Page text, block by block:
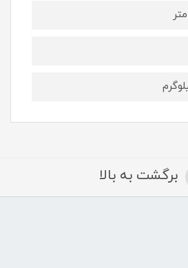
برگشت به بالا